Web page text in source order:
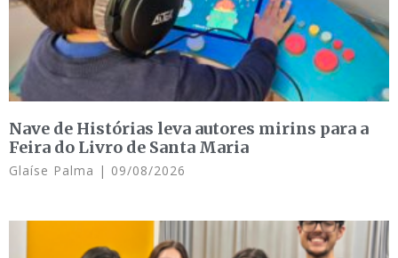
Nave de Histórias leva autores mirins para a
Feira do Livro de Santa Maria
Glaíse Palma 09/08/2026